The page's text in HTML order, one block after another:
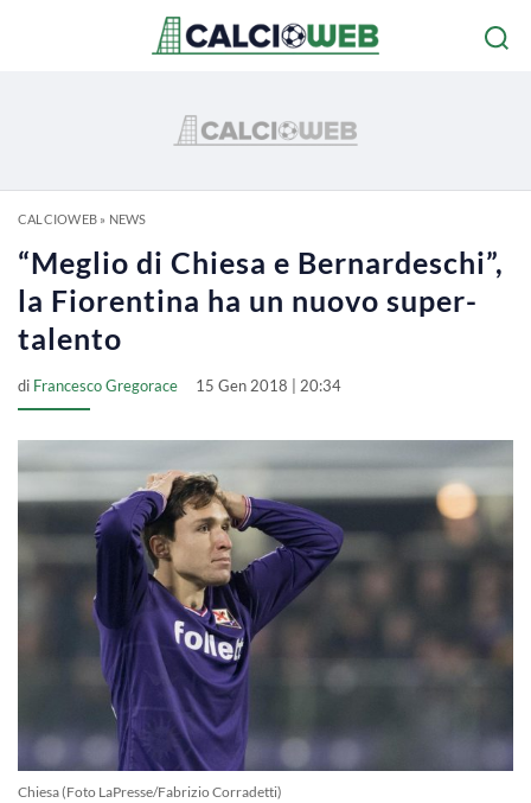
CALCIOWEB» NEWS
“Meglio di Chiesa e Bernardeschi”,
la Fiorentina ha un nuovo super-
talento
di Francesco Gregorace 15 Gen 2018 | 20:34
Chiesa (Foto LaPresse/Fabrizio Corradetti)